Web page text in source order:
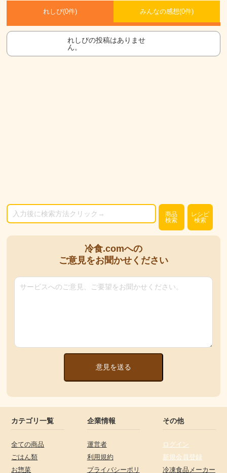
れしぴ(0件) みんなの感想(0件)
れしぴの投稿はありませ
ん。
商品
検索
レシピ
検索
冷食.comへの
ご意見をお聞かせください
意見を送る
カテゴリ一覧
全ての商品
ごはん類
お惣菜
企業情報
運営者
利用規約
プライバシーポリ
その他
ログイン
新規会員登録
冷凍食品メーカー